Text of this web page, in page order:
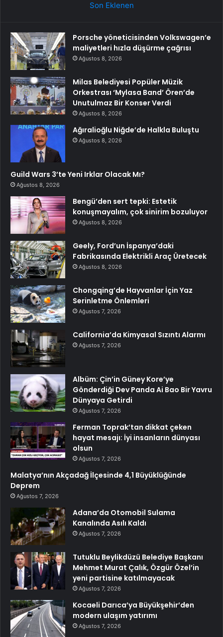
Son Eklenen
Porsche yöneticisinden Volkswagen’e
maliyetleri hızla düşürme çağrısı
Ağustos 8, 2026
Milas Belediyesi Popüler Müzik
Orkestrası ‘Mylasa Band’ Ören’de
Unutulmaz Bir Konser Verdi
Ağustos 8, 2026
Ağıralioğlu Niğde’de Halkla Buluştu
Ağustos 8, 2026
Guild Wars 3’te Yeni Irklar Olacak Mı?
Ağustos 8, 2026
Bengü’den sert tepki: Estetik
konuşmayalım, çok sinirim bozuluyor
Ağustos 8, 2026
Geely, Ford’un İspanya’daki
Fabrikasında Elektrikli Araç Üretecek
Ağustos 8, 2026
Chongqing’de Hayvanlar İçin Yaz
Serinletme Önlemleri
Ağustos 7, 2026
California’da Kimyasal Sızıntı Alarmı
Ağustos 7, 2026
Albüm: Çin’in Güney Kore’ye
Gönderdiği Dev Panda Ai Bao Bir Yavru
Dünyaya Getirdi
Ağustos 7, 2026
Ferman Toprak’tan dikkat çeken
hayat mesajı: İyi insanların dünyası
olsun
Ağustos 7, 2026
Malatya’nın Akçadağ İlçesinde 4,1 Büyüklüğünde
Deprem
Ağustos 7, 2026
Adana’da Otomobil Sulama
Kanalında Asılı Kaldı
Ağustos 7, 2026
Tutuklu Beylikdüzü Belediye Başkanı
Mehmet Murat Çalık, Özgür Özel’in
yeni partisine katılmayacak
Ağustos 7, 2026
Kocaeli Darıca’ya Büyükşehir’den
modern ulaşım yatırımı
Ağustos 7, 2026